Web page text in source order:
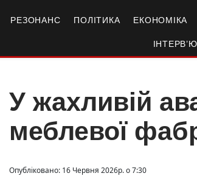
РЕЗОНАНС ПОЛІТИКА ЕКОНОМІКА
ІНТЕРВ’Ю
У жахливій
меблевої
Опубліковано: 16 Червня 2026р. о 7:30